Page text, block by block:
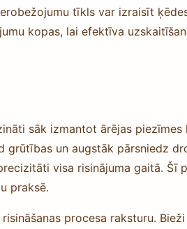
tīkls var izraisīt
kopas, lai efektīva
sāk izmantot ārējas
grūtības un augstāk pārsniedz
visa risinājuma gaitā. Šī
praksē.
procesa raksturu.